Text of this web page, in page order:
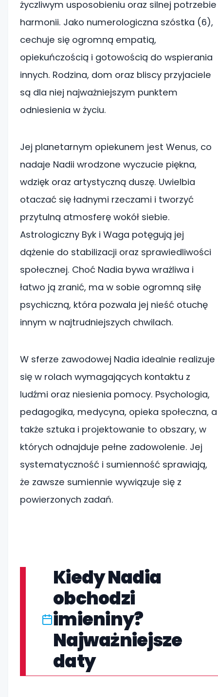
życzliwym usposobieniu oraz silnej potrzebie
harmonii. Jako numerologiczna szóstka (6),
cechuje się ogromną empatią,
opiekuńczością i gotowością do wspierania
innych. Rodzina, dom oraz bliscy przyjaciele
są dla niej najważniejszym punktem
odniesienia w życiu.
Jej planetarnym opiekunem jest Wenus, co
nadaje Nadii wrodzone wyczucie piękna,
wdzięk oraz artystyczną duszę. Uwielbia
otaczać się ładnymi rzeczami i tworzyć
przytulną atmosferę wokół siebie.
Astrologiczny Byk i Waga potęgują jej
dążenie do stabilizacji oraz sprawiedliwości
społecznej. Choć Nadia bywa wrażliwa i
łatwo ją zranić, ma w sobie ogromną siłę
psychiczną, która pozwala jej nieść otuchę
innym w najtrudniejszych chwilach.
W sferze zawodowej Nadia idealnie realizuje
się w rolach wymagających kontaktu z
ludźmi oraz niesienia pomocy. Psychologia,
pedagogika, medycyna, opieka społeczna, a
także sztuka i projektowanie to obszary, w
których odnajduje pełne zadowolenie. Jej
systematyczność i sumienność sprawiają,
że zawsze sumiennie wywiązuje się z
powierzonych zadań.
Kiedy Nadia
obchodzi
imieniny?
Najważniejsze
daty